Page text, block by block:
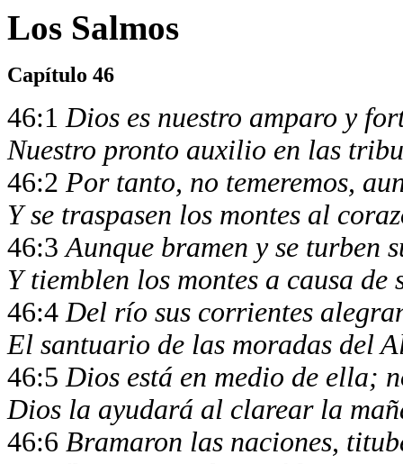
Los Salmos
Capítulo 46
46:1 Dios es nuestro amparo y
Nuestro pronto auxilio en las
46:2 Por tanto, no temeremos,
Y se traspasen los montes al
46:3Aunque bramen y se turben
Y tiemblen los montes a causa de
46:4Del río sus corrientes
El santuario de las moradas del
46:5Dios está en medio de ella;
Dios la ayudará al clarear la
46:6 Bramaron las naciones,